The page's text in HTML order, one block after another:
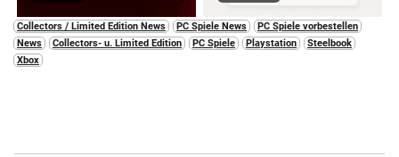
Collectors / Limited Edition News PC Spiele News
PC Spiele vorbestellen
News
Collectors- u. Limited Edition PC Spiele Playstation
Steelbook
Xbox